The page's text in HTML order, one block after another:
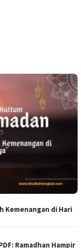
Kemenangan di Hari
Ramadhan Hampir